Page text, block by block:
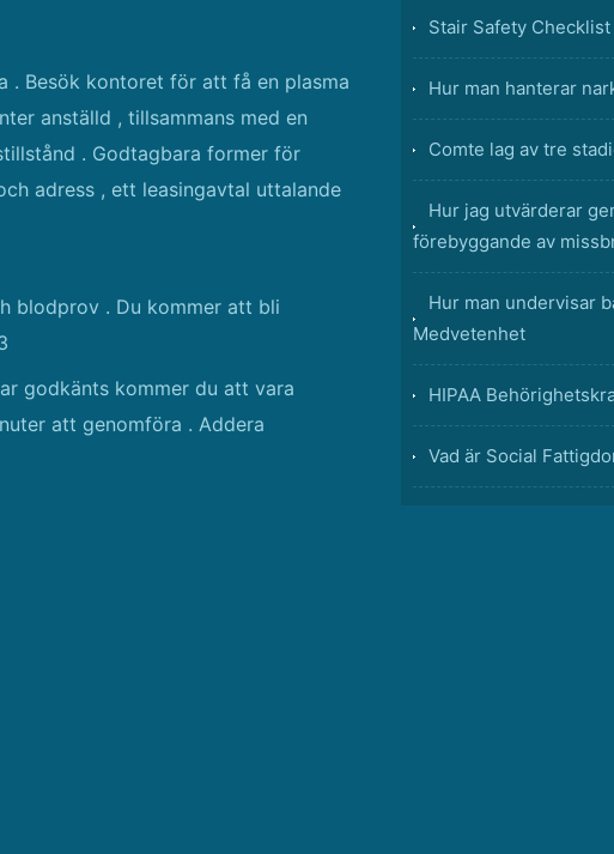
. Besök kontoret för att få en plasma
anställd , tillsammans med en
. Godtagbara former för
adress , ett leasingavtal uttalande
blodprov . Du kommer att bli
godkänts kommer du att vara
att genomföra . Addera
Stair Safety Checklist
Hur man hanterar
Comte lag av tre
Hur jag utvärderar
förebyggande av
Hur man undervisar
Medvetenhet
HIPAA
Vad är Social